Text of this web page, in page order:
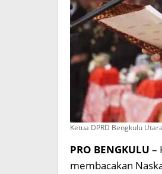
Ketua DPRD Bengkulu
PRO BENGKULU –
membacakan